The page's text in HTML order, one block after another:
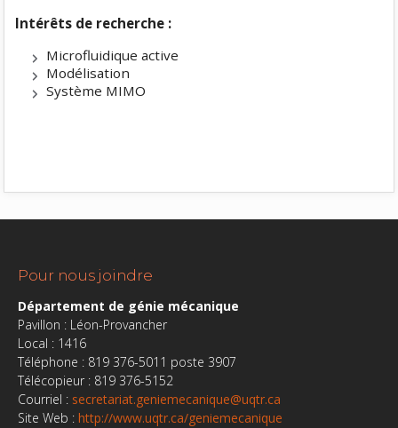
Intérêts de recherche :
Microfluidique active
Modélisation
Système MIMO
Pour nous joindre
Département de génie mécanique
Pavillon : Léon-Provancher
Local : 1416
Téléphone : 819 376-5011 poste 3907
Télécopieur : 819 376-5152
Courriel : secretariat.geniemecanique@uqtr.ca
Site Web : http://www.uqtr.ca/geniemecanique